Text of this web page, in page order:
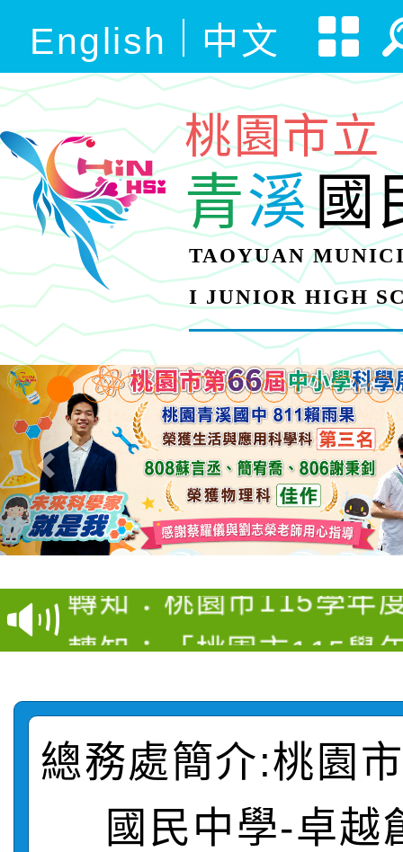
English 中文
桃園市立
青溪國
TAOYUAN
I JUNIOR HIGH
【甄選結果(第4招)】
學年度第1學期第9次代
結果(第4招)
【甄選結果(第12招)】
學年度第1學期第7次代
結果(第12招)
轉知：桃園市115學年
賽及師生本土語及新住
轉知：「桃園市115學
動辦法」
城市手牽手，綠能透明
畫影片一案
轉知：「115學年度全
劇比賽實施要點」及修
轉知：桃園市115年度
總務處簡介:桃園
國民中學-卓越